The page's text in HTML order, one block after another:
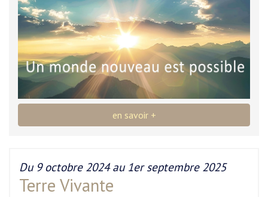
en savoir +
Du 9 octobre 2024 au 1er septembre 2025
Terre Vivante